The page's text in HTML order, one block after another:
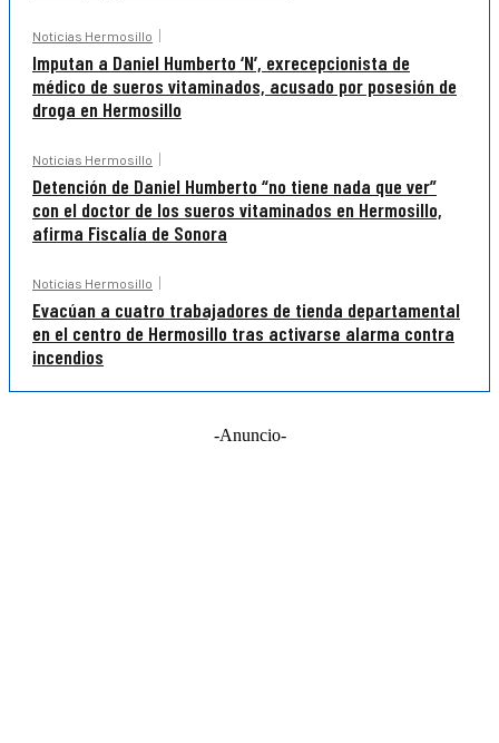
Noticias Hermosillo
Imputan a Daniel Humberto ‘N’, exrecepcionista de
médico de sueros vitaminados, acusado por posesión de
droga en Hermosillo
Noticias Hermosillo
Detención de Daniel Humberto “no tiene nada que ver”
con el doctor de los sueros vitaminados en Hermosillo,
afirma Fiscalía de Sonora
Noticias Hermosillo
Evacúan a cuatro trabajadores de tienda departamental
en el centro de Hermosillo tras activarse alarma contra
incendios
-Anuncio-